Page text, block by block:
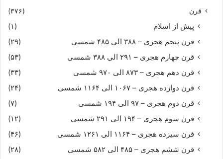
قرن
(۳۷۶)
پیش از اسلام
(۱)
قرن پنجم هجری – ۳۸۸ الی ۴۸۵ شمسی
(۲۹)
قرن چهارم هجری – ۲۹۱ الی ۳۸۸ شمسی
(۵۳)
قرن دهم هجری – ۸۷۳ الی ۹۷۰ شمسی
(۳۳)
قرن دوازده هجری – ۱۰۶۷ الی ۱۱۶۴ شمسی
(۲۴)
قرن دوم هجری – ۹۷ الی ۱۹۴ شمسی
(۷)
قرن سوم هجری – ۱۹۴ الی ۲۹۱ شمسی
(۱۲)
قرن سیزده هجری – ۱۱۶۴ الی ۱۲۶۱ شمسی
(۴۶)
قرن ششم هجری – ۴۸۵ الی ۵۸۲ شمسی
(۲۸)